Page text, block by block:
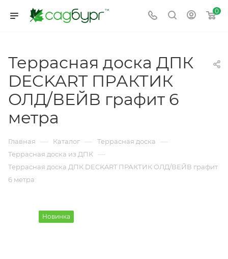
0
Террасная доска ДПК
DECKART ПРАКТИК
ОЛД/ВЕЙВ графит 6
метра
Главная — Каталог — Террасная доска —
Террасная доска из ДПК —
Террасная доска ДПК DECKART ПРАКТИК ОЛД/ВЕЙВ графит
6 метра
Новинка